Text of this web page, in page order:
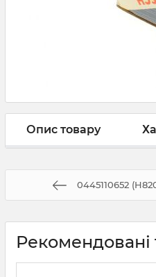
Опис товару
0445110652